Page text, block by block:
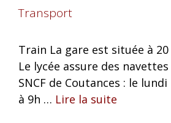
Transport
Train La gare est située à
Le lycée assure des
SNCF de Coutances : le
à 9h … Lire la suite